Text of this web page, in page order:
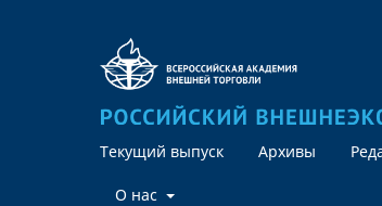
Текущий выпуск Архивы
О нас